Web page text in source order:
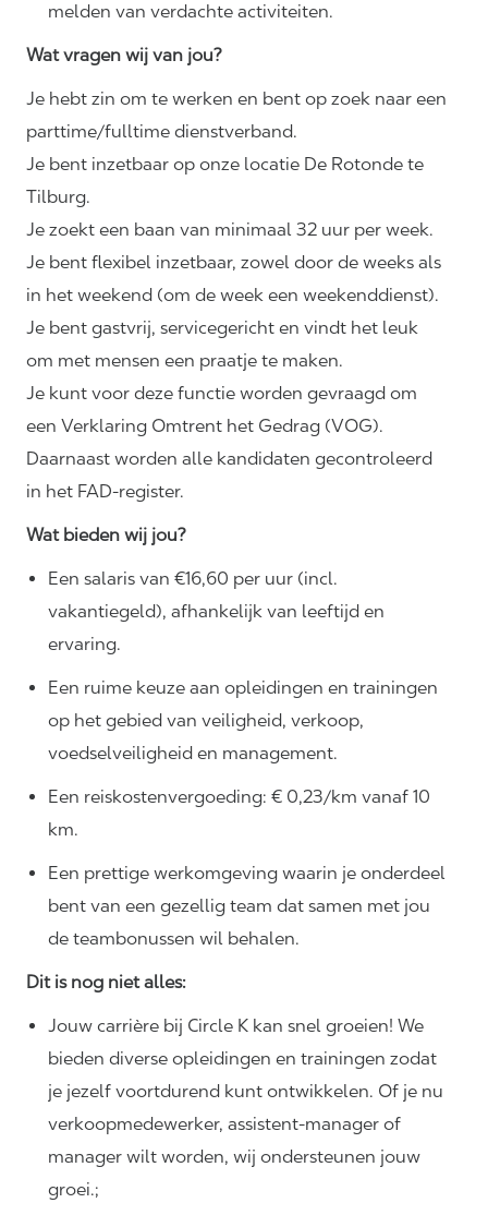
melden van verdachte activiteiten.
Wat vragen wij van jou?
Je hebt zin om te werken en bent op zoek naar een
parttime/fulltime dienstverband.
Je bent inzetbaar op onze locatie De Rotonde te
Tilburg.
Je zoekt een baan van minimaal 32 uur per week.
Je bent flexibel inzetbaar, zowel door de weeks als
in het weekend (om de week een weekenddienst).
Je bent gastvrij, servicegericht en vindt het leuk
om met mensen een praatje te maken.
Je kunt voor deze functie worden gevraagd om
een Verklaring Omtrent het Gedrag (VOG).
Daarnaast worden alle kandidaten gecontroleerd
in het FAD-register.
Wat bieden wij jou?
Een salaris van €16,60 per uur (incl.
vakantiegeld), afhankelijk van leeftijd en
ervaring.
Een ruime keuze aan opleidingen en trainingen
op het gebied van veiligheid, verkoop,
voedselveiligheid en management.
Een reiskostenvergoeding: € 0,23/km vanaf 10
km.
Een prettige werkomgeving waarin je onderdeel
bent van een gezellig team dat samen met jou
de teambonussen wil behalen.
Dit is nog niet alles:
Jouw carrière bij Circle K kan snel groeien! We
bieden diverse opleidingen en trainingen zodat
je jezelf voortdurend kunt ontwikkelen. Of je nu
verkoopmedewerker, assistent-manager of
manager wilt worden, wij ondersteunen jouw
groei.;